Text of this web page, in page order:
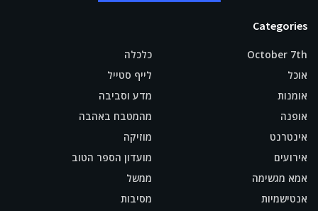
Categories
October 7th
אוכל
אומנות
אופנה
אינטרנט
אירועים
אמא מגשימה
אנטישמיות
כלכלה
לייף סטייל
מדע וסביבה
מהמטבח באהבה
מוזיקה
מועדון הספר הטוב
ממשל
מסיבות